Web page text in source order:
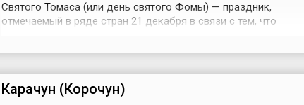
Святого Томаса (или день святого Фомы) — праздник,
отмечаемый в ряде стран 21 декабря в связи с тем, что
потерял своё рел...
Карачун (Корочун)